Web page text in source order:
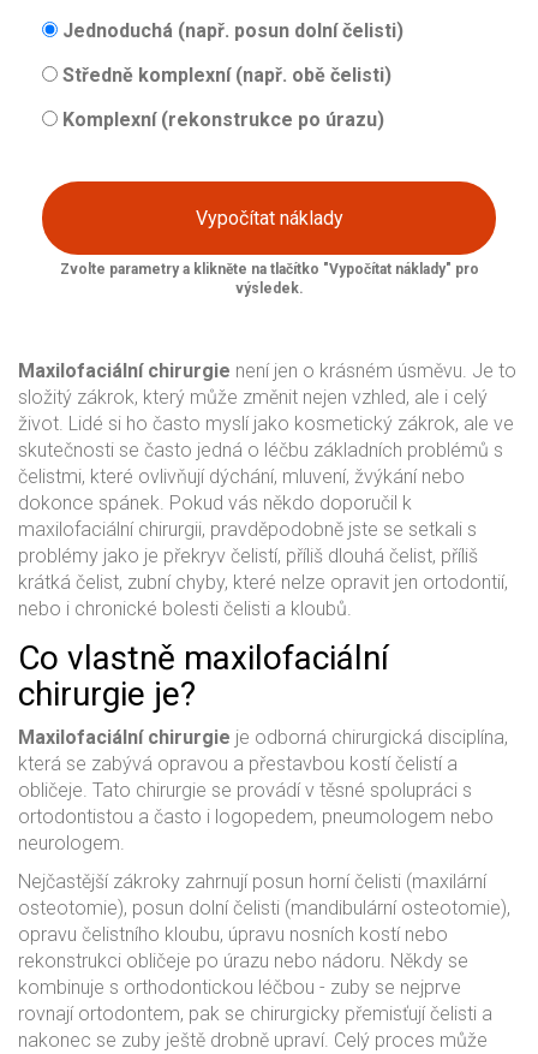
Jednoduchá (např. posun dolní čelisti)
Středně komplexní (např. obě čelisti)
Komplexní (rekonstrukce po úrazu)
Vypočítat náklady
Zvolte parametry a klikněte na tlačítko "Vypočítat náklady" pro
výsledek.
Maxilofaciální chirurgie není jen o krásném úsměvu. Je to
složitý zákrok, který může změnit nejen vzhled, ale i celý
život. Lidé si ho často myslí jako kosmetický zákrok, ale ve
skutečnosti se často jedná o léčbu základních problémů s
čelistmi, které ovlivňují dýchání, mluvení, žvýkání nebo
dokonce spánek. Pokud vás někdo doporučil k
maxilofaciální chirurgii, pravděpodobně jste se setkali s
problémy jako je překryv čelistí, příliš dlouhá čelist, příliš
krátká čelist, zubní chyby, které nelze opravit jen ortodontií,
nebo i chronické bolesti čelisti a kloubů.
Co vlastně maxilofaciální
chirurgie je?
Maxilofaciální chirurgie je odborná chirurgická disciplína,
která se zabývá opravou a přestavbou kostí čelistí a
obličeje. Tato chirurgie se provádí v těsné spolupráci s
ortodontistou a často i logopedem, pneumologem nebo
neurologem.
Nejčastější zákroky zahrnují posun horní čelisti (maxilární
osteotomie), posun dolní čelisti (mandibulární osteotomie),
opravu čelistního kloubu, úpravu nosních kostí nebo
rekonstrukci obličeje po úrazu nebo nádoru. Někdy se
kombinuje s orthodontickou léčbou - zuby se nejprve
rovnají ortodontem, pak se chirurgicky přemisťují čelisti a
nakonec se zuby ještě drobně upraví. Celý proces může